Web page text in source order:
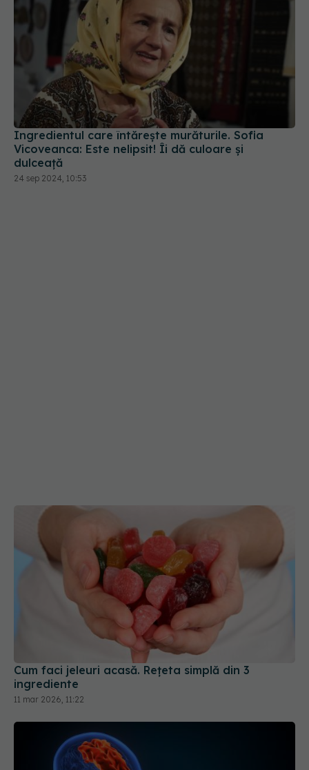
Ingredientul care întărește murăturile. Sofia
Vicoveanca: Este nelipsit! Îi dă culoare și
dulceață
24 sep 2024, 10:53
Cum faci jeleuri acasă. Rețeta simplă din 3
ingrediente
11 mar 2026, 11:22